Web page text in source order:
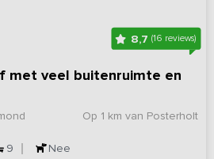
8,7(16 reviews)
met veel buitenruimte en
Op 1 km van Posterholt
9 Nee